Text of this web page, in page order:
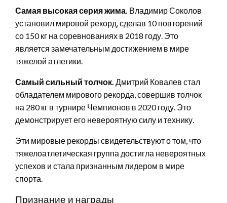
Самая высокая серия жима. Владимир Соколов
установил мировой рекорд, сделав 10 повторений
со 150 кг на соревнованиях в 2018 году. Это
является замечательным достижением в мире
тяжелой атлетики.
Самый сильный толчок. Дмитрий Ковалев стал
обладателем мирового рекорда, совершив толчок
на 280 кг в турнире Чемпионов в 2020 году. Это
демонстрирует его невероятную силу и технику.
Эти мировые рекорды свидетельствуют о том, что
тяжелоатлетическая группа достигла невероятных
успехов и стала признанным лидером в мире
спорта.
Признание и награды